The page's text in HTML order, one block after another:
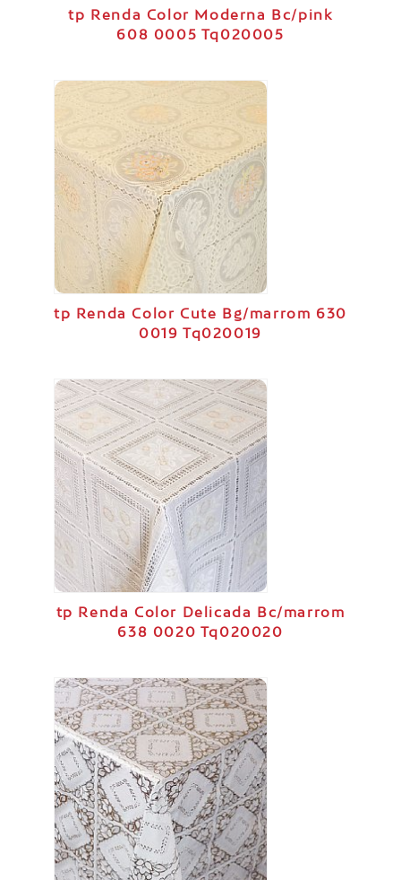
tp Renda Color Moderna Bc/pink
608 0005 Tq020005
tp Renda Color Cute Bg/marrom 630
0019 Tq020019
tp Renda Color Delicada Bc/marrom
638 0020 Tq020020